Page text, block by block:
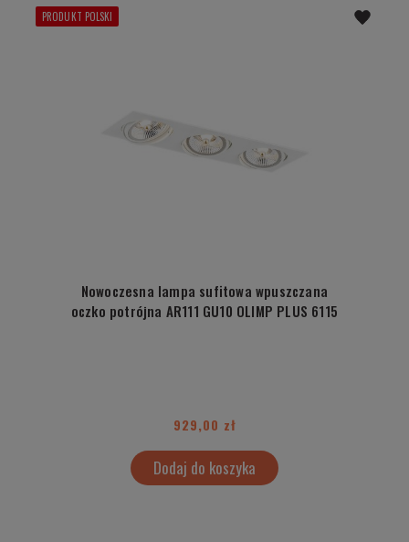
Nowoczesna lampa sufitowa wpuszczana
oczko potrójna AR111 GU10 OLIMP PLUS 6115
929,00 zł
Dodaj do koszyka
PRODUKT POLSKI